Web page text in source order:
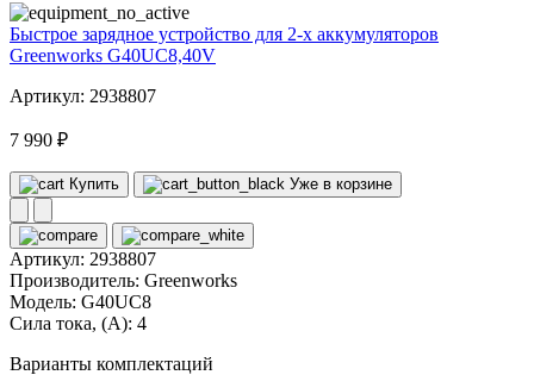
Быстрое зарядное устройство для 2-х аккумуляторов
Greenworks G40UC8,40V
Артикул: 2938807
7 990 ₽
Купить Уже в корзине
Артикул: 2938807
Производитель: Greenworks
Модель: G40UC8
Сила тока, (А): 4
Варианты комплектаций